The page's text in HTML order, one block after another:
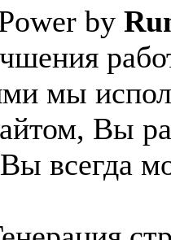
by
мы
Вы
всегда